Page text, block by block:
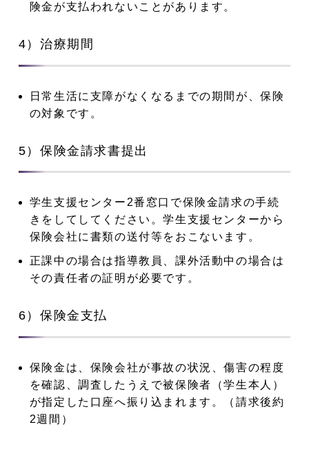
険金が支払われないことがあります。
4）治療期間
日常生活に支障がなくなるまでの期間が、保険
の対象です。
5）保険金請求書提出
学生支援センター2番窓口で保険金請求の手続
きをしてしてください。学生支援センターから
保険会社に書類の送付等をおこないます。
正課中の場合は指導教員、課外活動中の場合は
その責任者の証明が必要です。
6）保険金支払
保険金は、保険会社が事故の状況、傷害の程度
を確認、調査したうえで被保険者（学生本人）
が指定した口座へ振り込まれます。（請求後約
2週間）